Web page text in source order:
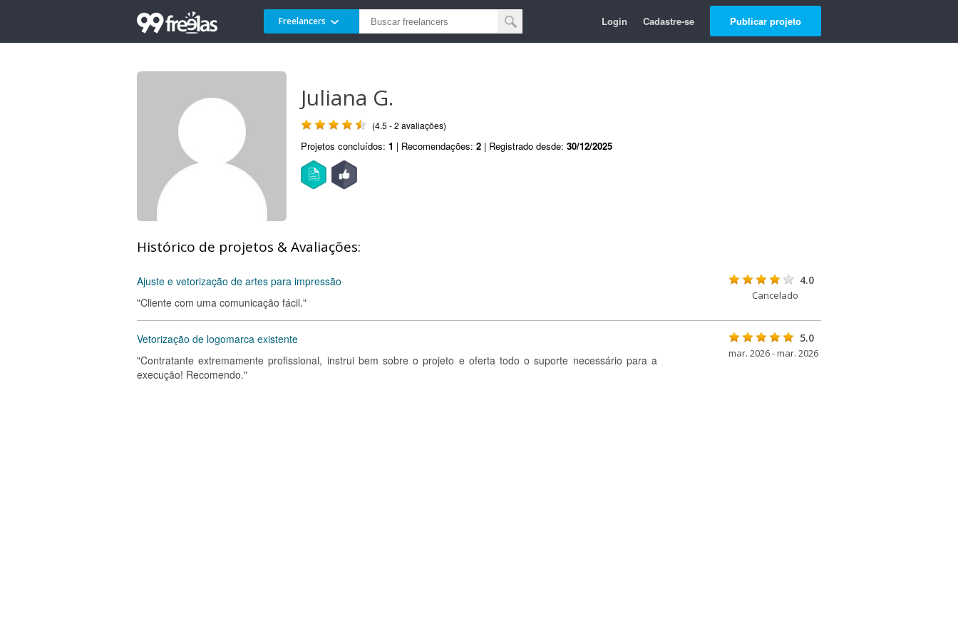
Freelancers Login Cadastre-se Publicar projeto
Juliana G.
(4.5 - 2 avaliações)
Projetos concluídos: 1 | Recomendações: 2 | Registrado desde: 30/12/2025
Histórico de projetos & Avaliações:
Ajuste e vetorização de artes para impressão
"Cliente com uma comunicação fácil."
4.0
Cancelado
Vetorização de logomarca existente
"Contratante extremamente profissional, instrui bem sobre o projeto e oferta todo o suporte necessário para a
execução! Recomendo."
5.0
mar. 2026 - mar. 2026